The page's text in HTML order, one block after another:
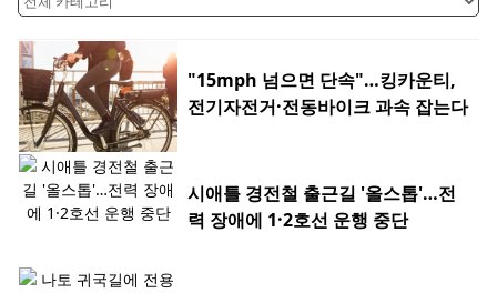
"15mph 넘으면 단속"…킹카운티,
전기자전거·전동바이크 과속 잡는다
시애틀 경전철 출근길 '올스톱'…전
력 장애에 1·2호선 운행 중단